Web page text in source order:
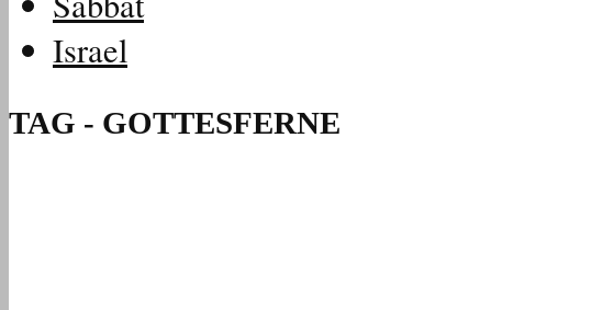
Israel
TAG - GOTTESFERNE